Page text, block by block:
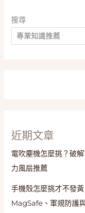
篇
搞
懂
能
搜尋
近期文章
電吹塵機怎麼挑？破
力風扇推薦
手機殼怎麼挑才不發
MagSafe、軍規防護